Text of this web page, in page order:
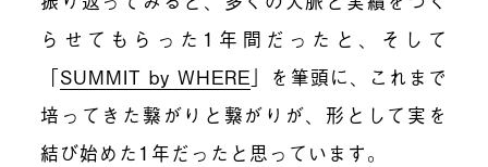
らせてもらった1年間だったと、そして
「SUMMIT by WHERE 」を筆頭に、これまで
培ってきた繋がりと繋がりが、形として実を
結び始めた1年だったと思っています。